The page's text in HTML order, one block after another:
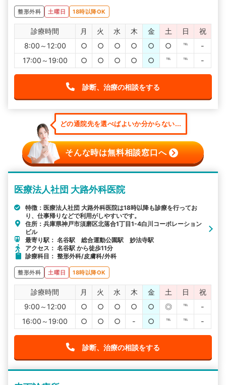
整形外科 土曜日 18時以降OK
診療時間 月 火 水 木 金 土 日
祝
8:00～12:00
○ ○ ○ ○ ○ ○ ℡
-
17:00～19:00
○ ○ ○ ○ ○ ℡ ℡ -
診断、治療の相談をする
どの通院先を選べばよいか分からない...
そんな時は無料相談窓口へ
医療法人社団 大路外科医院
特徴：医療法人社団 大路外科医院は18時以降も診療を行ってお
り、仕事帰りなどで利用がしやすいです。
住所：兵庫県神戸市須磨区北落合1丁目1-4白川コーポレーション
ビル
最寄り駅： 名谷駅 総合運動公園駅 妙法寺駅
アクセス： 名谷駅 から徒歩11分
診療科目： 整形外科/皮膚科/外科
整形外科 土曜日 18時以降OK
診療時間 月 火 水 木 金 土 日
祝
9:00～12:00
○ ○ ○ ○ ○ ◎ ℡
-
16:00～19:00
○ ○ ○ - ○ ℡ ℡ -
診断、治療の相談をする